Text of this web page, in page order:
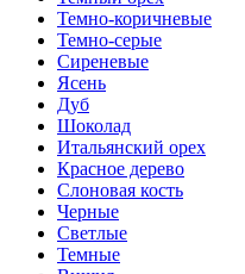
Темно-коричневые
Темно-серые
Сиреневые
Ясень
Дуб
Шоколад
Итальянский орех
Красное дерево
Слоновая кость
Черные
Светлые
Темные